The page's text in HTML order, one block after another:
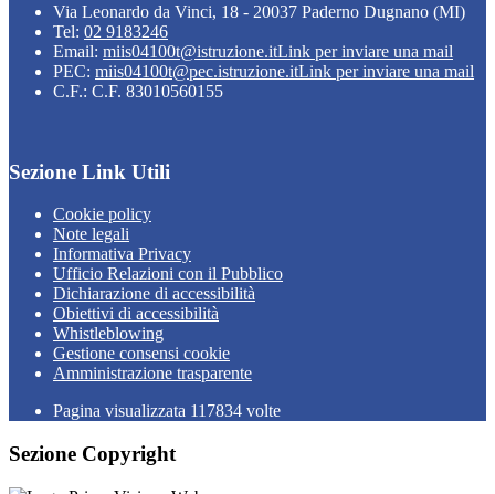
Via Leonardo da Vinci, 18 - 20037 Paderno Dugnano (MI)
Tel: 02 9183246
Email: miis04100t@istruzione.itLink per inviare una mail
PEC: miis04100t@pec.istruzione.itLink per inviare una mail
C.F.: C.F. 83010560155
Sezione Link Utili
Cookie policy
Note legali
Informativa Privacy
Ufficio Relazioni con il Pubblico
Dichiarazione di accessibilità
Obiettivi di accessibilità
Whistleblowing
Gestione consensi cookie
Amministrazione trasparente
Pagina visualizzata 117834 volte
Sezione Copyright